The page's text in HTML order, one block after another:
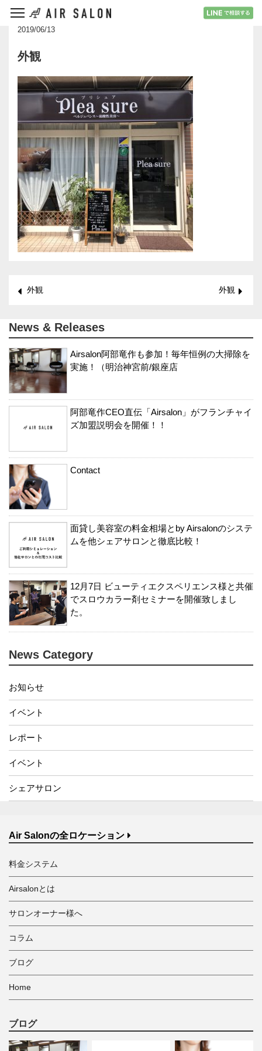
2019/06/13
外観
外観 外観
News & Releases
Airsalon阿部竜作も参加！毎年恒例の大掃除を
実施！（明治神宮前/銀座店
阿部竜作CEO直伝「Airsalon」がフランチャイ
ズ加盟説明会を開催！！
Contact
面貸し美容室の料金相場とby Airsalonのシステ
ムを他シェアサロンと徹底比較！
12月7日 ビューティエクスペリエンス様と共催
でスロウカラー剤セミナーを開催致しまし
た。
News Category
お知らせ
イベント
レポート
イベント
シェアサロン
Air Salonの全ロケーション
料金システム
Airsalonとは
サロンオーナー様へ
コラム
ブログ
Home
ブログ